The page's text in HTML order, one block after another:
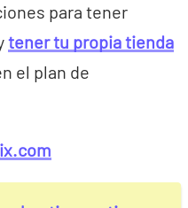
para tener
tener tu propia tienda
el plan de